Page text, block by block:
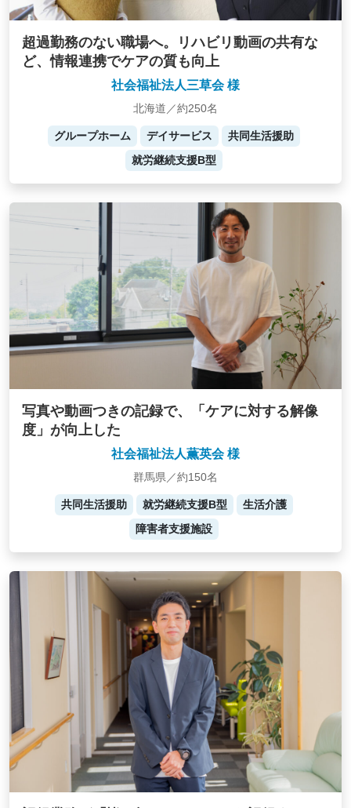
超過勤務のない職場へ。リハビリ動画の共有な
ど、情報連携でケアの質も向上
社会福祉法人三草会 様
北海道／約250名
グループホーム デイサービス
共同生活援助
就労継続支援B型
写真や動画つきの記録で、「ケアに対する解像
度」が向上した
社会福祉法人薫英会 様
群馬県／約150名
共同生活援助 就労継続支援B型
生活介護
障害者支援施設